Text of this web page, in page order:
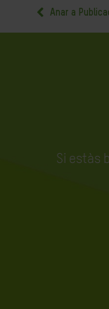
Anar a
Si estàs